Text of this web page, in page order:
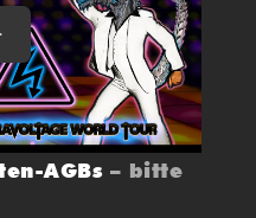
AGBs – bitte